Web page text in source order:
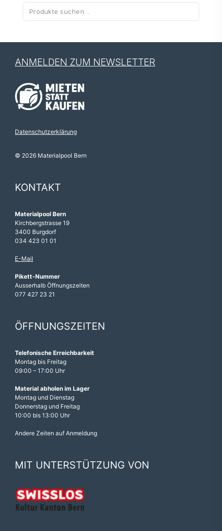
Suche
nach:
ANMELDEN ZUM NEWSLETTER
Datenschutzerklärung
© 2026 Materialpool Bern
KONTAKT
Materialpool Bern
Kirchbergstrasse 19
3400 Burgdorf
034 423 01 01
E-Mail
Pikett-Nummer
Ausserhalb Öffnungszeiten
077 427 23 21
ÖFFNUNGSZEITEN
Telefonische Erreichbarkeit
Montag bis Freitag
09:00 – 17:00 Uhr
Material abholen im Lager
Montag und Dienstag
Donnerstag und Freitag
10:00 bis 13:00 Uhr
Andere Zeiten auf Anmeldung
MIT UNTERSTÜTZUNG VON